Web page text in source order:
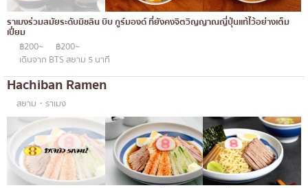
ราเมงร่วมสมัยระดับมิชลิน บิบ กูร์มองด์ ที่ยังคงจิตวิญญาณญี่ปุ่นแท้ไว้อย่างเต็ม
เปี่ยม
฿200~
฿200~
เดินจาก BTS สยาม 5 นาที
Hachiban Ramen
สยาม・ราเมง